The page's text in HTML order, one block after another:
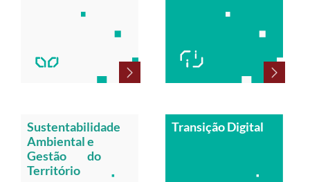
Sustentabilidade
Ambiental e
Gestão do
Território
Transição Digital